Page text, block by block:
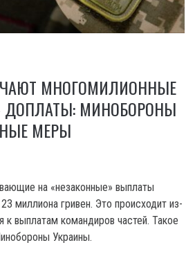
МНОГОМИЛИОННЫЕ
ДОПЛАТЫ: МИНОБОРОНЫ
МЕРЫ
на «незаконные» выплаты
миллиона гривен. Это происходит из-
к выплатам командиров частей. Такое
Украины.